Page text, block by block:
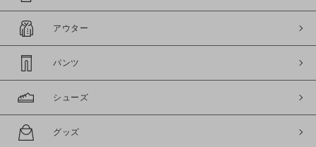
在庫
在庫あり 在庫なし含む
アウター
パンツ
シューズ
グッズ